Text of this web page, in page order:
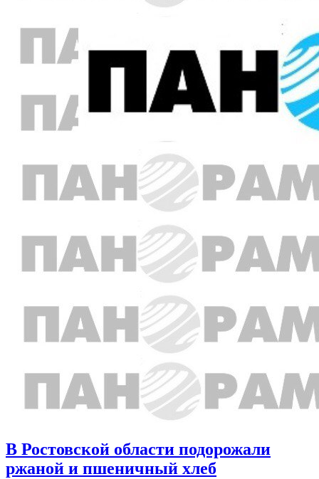
В Ростовской области подорожали
ржаной и пшеничный хлеб